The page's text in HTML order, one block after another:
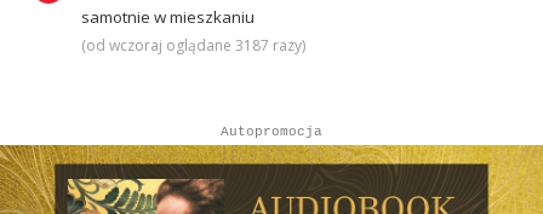
samotnie w mieszkaniu
(od wczoraj oglądane 3187 razy)
Autopromocja